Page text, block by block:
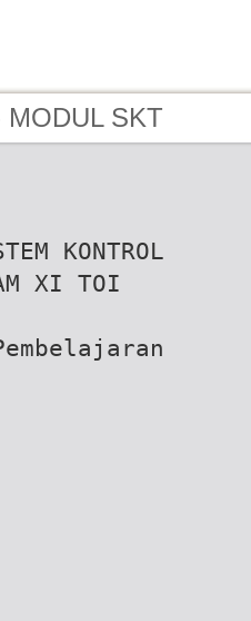
MODUL SKT
KONTROL
XI TOI